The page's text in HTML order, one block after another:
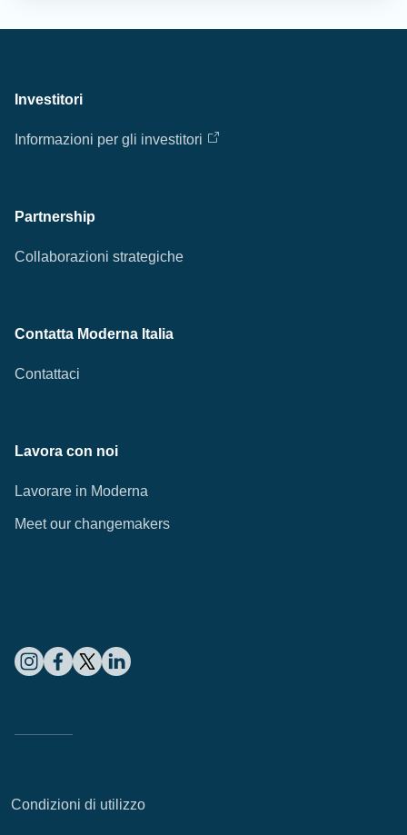
Investitori
Informazioni per gli investitori
Partnership
Collaborazioni strategiche
Contatta Moderna Italia
Contattaci
Lavora con noi
Lavorare in Moderna
Meet our changemakers
Condizioni di utilizzo